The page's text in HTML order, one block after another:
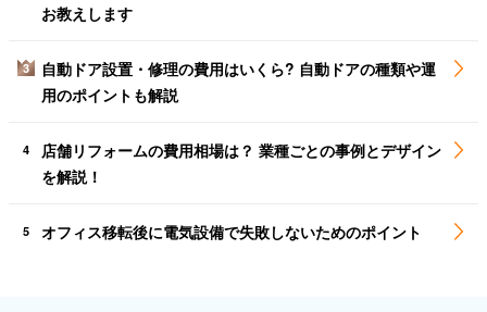
お教えします
3
自動ドア設置・修理の費用はいくら? 自動ドアの種類や運
用のポイントも解説
4
店舗リフォームの費用相場は？ 業種ごとの事例とデザイン
を解説！
5 オフィス移転後に電気設備で失敗しないためのポイント